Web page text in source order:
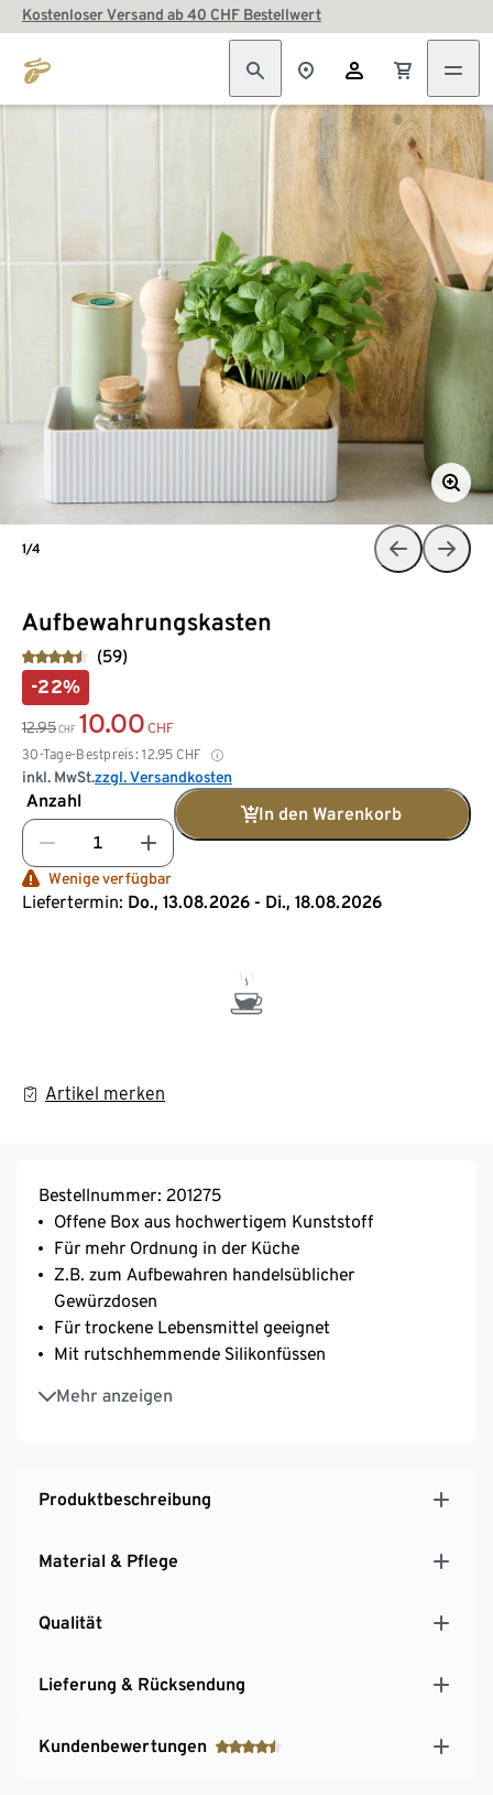
Kostenloser Versand ab 40 CHF Bestellwert
Aufbewahrungskasten
(59)
-22%
12.95 CHF 10.00 CHF
30-Tage-Bestpreis: 12.95 CHF
inkl. MwSt.zzgl. Versandkosten
Anzahl
In den Warenkorb
Wenige verfügbar
Liefertermin: Do., 13.08.2026 - Di., 18.08.2026
Artikel merken
1/4
Bestellnummer: 201275
Offene Box aus hochwertigem Kunststoff
Für mehr Ordnung in der Küche
Z.B. zum Aufbewahren handelsüblicher
Gewürzdosen
Für trockene Lebensmittel geeignet
Mit rutschhemmende Silikonfüssen
Mehr anzeigen
Für Schrank, Schublade oder Arbeitsplatte
Auch als Übertopf für Kräutertöpfe nutzbar
Produktbeschreibung
Material & Pflege
Qualität
Lieferung & Rücksendung
Kundenbewertungen